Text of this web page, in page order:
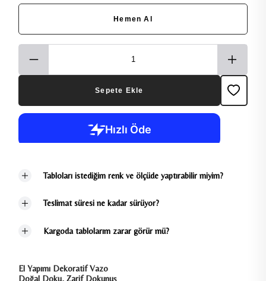
Hemen Al
Sepete Ekle
Tabloları istediğim renk ve ölçüde yaptırabilir miyim?
Teslimat süresi ne kadar sürüyor?
Kargoda tablolarım zarar görür mü?
El Yapımı Dekoratif Vazo
Doğal Doku, Zarif Dokunuş